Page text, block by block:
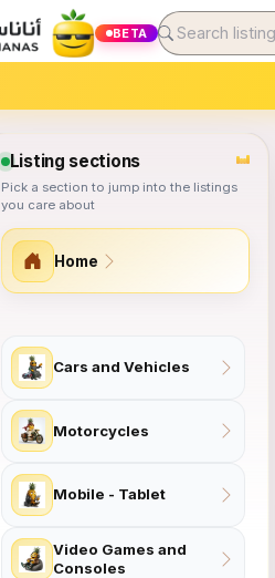
BETA
Listing sections
Pick a section to jump into the listings
you care about
Home
Site section map
Cars and Vehicles
Motorcycles
Mobile - Tablet
Video Games and
Consoles